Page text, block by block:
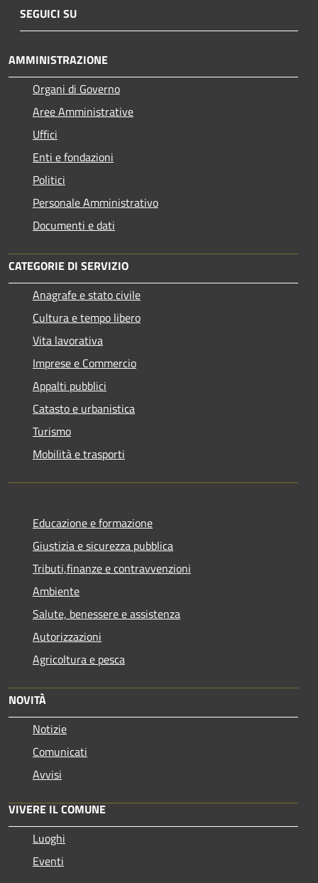
SEGUICI SU
AMMINISTRAZIONE
Organi di Governo
Aree Amministrative
Uffici
Enti e fondazioni
Politici
Personale Amministrativo
Documenti e dati
CATEGORIE DI SERVIZIO
Anagrafe e stato civile
Cultura e tempo libero
Vita lavorativa
Imprese e Commercio
Appalti pubblici
Catasto e urbanistica
Turismo
Mobilità e trasporti
Educazione e formazione
Giustizia e sicurezza pubblica
Tributi,finanze e contravvenzioni
Ambiente
Salute, benessere e assistenza
Autorizzazioni
Agricoltura e pesca
NOVITÀ
Notizie
Comunicati
Avvisi
VIVERE IL COMUNE
Luoghi
Eventi